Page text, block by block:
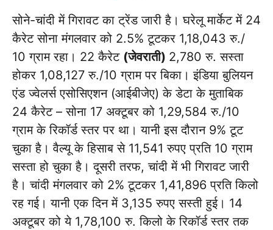
सोने-चांदी में गिरावट का ट्रेंड जारी है। घरेलू मार्केट में 24
कैरेट सोना मंगलवार को 2.5% टूटकर 1,18,043 रु./
10 ग्राम रहा। 22 कैरेट (जेवराती) 2,780 रु. सस्ता
होकर 1,08,127 रु./10 ग्राम पर बिका। इंडिया बुलियन
एंड ज्वेलर्स एसोसिएशन (आईबीजेए) के डेटा के मुताबिक
24 कैरेट – सोना 17 अक्टूबर को 1,29,584 रु./10
ग्राम के रिकॉर्ड स्तर पर था। यानी इस दौरान 9% टूट
चुका है। वैल्यू के हिसाब से 11,541 रुपए प्रति 10 ग्राम
सस्ता हो चुका है। दूसरी तरफ, चांदी में भी गिरावट जारी
है। चांदी मंगलवार को 2% टूटकर 1,41,896 प्रति किलो
रह गई। यानी एक दिन में 3,135 रुपए सस्ती हुई। 14
अक्टूबर को ये 1,78,100 रु. किलो के रिकॉर्ड स्तर तक